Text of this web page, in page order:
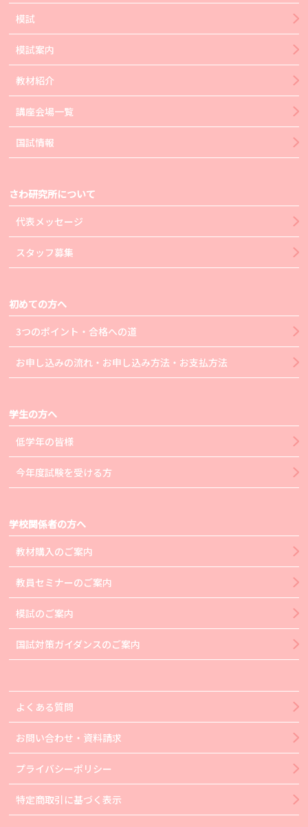
模試
模試案内
教材紹介
講座会場一覧
国試情報
さわ研究所について
代表メッセージ
スタッフ募集
初めての方へ
3つのポイント・合格への道
お申し込みの流れ・お申し込み方法・お支払方法
学生の方へ
低学年の皆様
今年度試験を受ける方
学校関係者の方へ
教材購入のご案内
教員セミナーのご案内
模試のご案内
国試対策ガイダンスのご案内
よくある質問
お問い合わせ・資料請求
プライバシーポリシー
特定商取引に基づく表示